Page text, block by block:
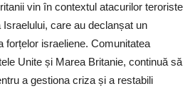
vin în contextul atacurilor teroriste
care au declanșat un
forțelor israeliene. Comunitatea
Unite și Marea Britanie, continuă să
a gestiona criza și a restabili